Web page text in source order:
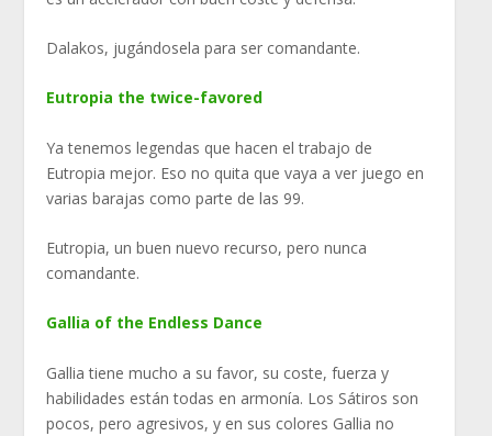
Dalakos, jugándosela para ser comandante.
Eutropia the twice-favored
Ya tenemos legendas que hacen el trabajo de
Eutropia mejor. Eso no quita que vaya a ver juego en
varias barajas como parte de las 99.
Eutropia, un buen nuevo recurso, pero nunca
comandante.
Gallia of the Endless Dance
Gallia tiene mucho a su favor, su coste, fuerza y
habilidades están todas en armonía. Los Sátiros son
pocos, pero agresivos, y en sus colores Gallia no